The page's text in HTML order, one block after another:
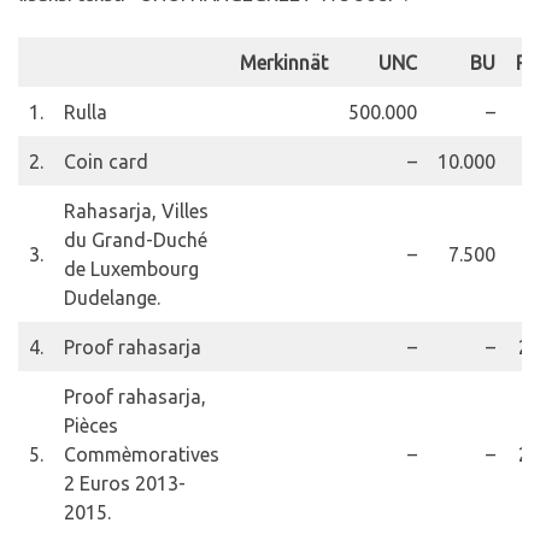
Merkinnät UNC BU
1. Rulla 500.000 –
2. Coin card – 10.000
3.
Rahasarja, Villes
du Grand-Duché
de Luxembourg
Dudelange.
– 7.500
4. Proof rahasarja – –
5.
Proof rahasarja,
Pièces
Commèmoratives
2 Euros 2013-
2015.
– –